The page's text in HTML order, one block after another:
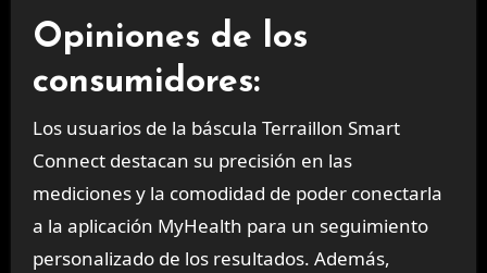
Opiniones de los
consumidores:
Los usuarios de la báscula Terraillon Smart
Connect destacan su precisión en las
mediciones y la comodidad de poder conectarla
a la aplicación MyHealth para un seguimiento
personalizado de los resultados. Además,